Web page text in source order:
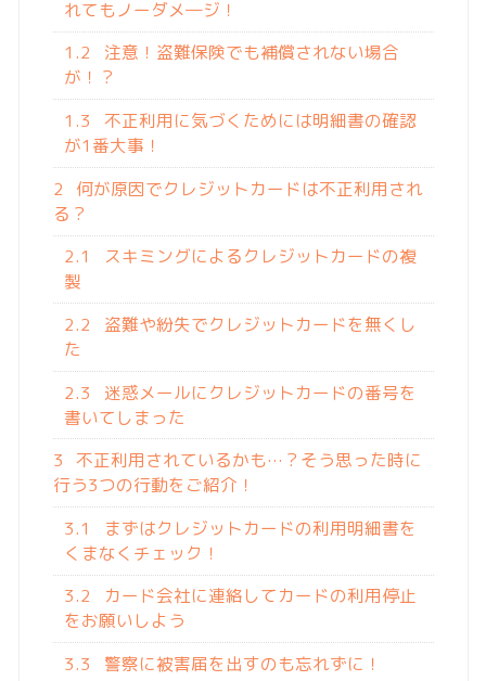
れてもノーダメ―ジ！
1.2
注意！盗難保険でも補償されない場合
が！？
1.3
不正利用に気づくためには明細書の確認
が1番大事！
2
何が原因でクレジットカードは不正利用され
る？
2.1
スキミングによるクレジットカードの複
製
2.2
盗難や紛失でクレジットカードを無くし
た
2.3
迷惑メールにクレジットカードの番号を
書いてしまった
3 不正利用されているかも…？そう思った時に
行う3つの行動をご紹介！
3.1
まずはクレジットカードの利用明細書を
くまなくチェック！
3.2
カード会社に連絡してカードの利用停止
をお願いしよう
3.3
警察に被害届を出すのも忘れずに！